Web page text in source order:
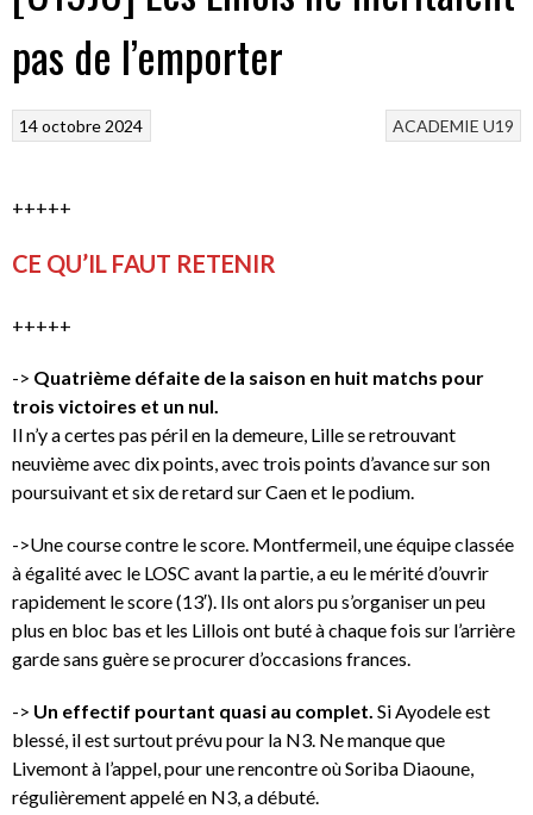
pas de l’emporter
ACADEMIE U19
14 octobre 2024
+++++
CE QU’IL FAUT RETENIR
+++++
-> Quatrième défaite de la saison en huit matchs pour
trois victoires et un nul.
Il n’y a certes pas péril en la demeure, Lille se retrouvant
neuvième avec dix points, avec trois points d’avance sur son
poursuivant et six de retard sur Caen et le podium.
->Une course contre le score. Montfermeil, une équipe classée
à égalité avec le LOSC avant la partie, a eu le mérité d’ouvrir
rapidement le score (13′). Ils ont alors pu s’organiser un peu
plus en bloc bas et les Lillois ont buté à chaque fois sur l’arrière
garde sans guère se procurer d’occasions frances.
-> Un effectif pourtant quasi au complet. Si Ayodele est
blessé, il est surtout prévu pour la N3. Ne manque que
Livemont à l’appel, pour une rencontre où Soriba Diaoune,
régulièrement appelé en N3, a débuté.